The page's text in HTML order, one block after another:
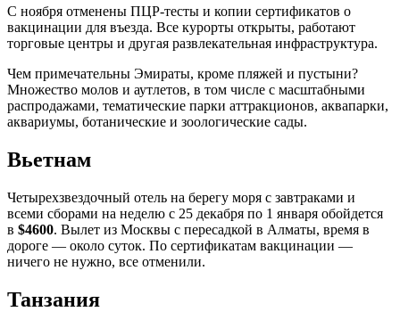
С ноября отменены ПЦР-тесты и копии сертификатов о
вакцинации для въезда. Все курорты открыты, работают
торговые центры и другая развлекательная инфраструктура.
Чем примечательны Эмираты, кроме пляжей и пустыни?
Множество молов и аутлетов, в том числе с масштабными
распродажами, тематические парки аттракционов, аквапарки,
аквариумы, ботанические и зоологические сады.
Вьетнам
Четырехзвездочный отель на берегу моря с завтраками и
всеми сборами на неделю с 25 декабря по 1 января обойдется
в $4600. Вылет из Москвы с пересадкой в Алматы, время в
дороге — около суток. По сертификатам вакцинации —
ничего не нужно, все отменили.
Танзания